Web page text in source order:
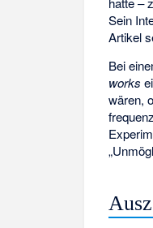
Sein
Artikel
Bei
works
wären,